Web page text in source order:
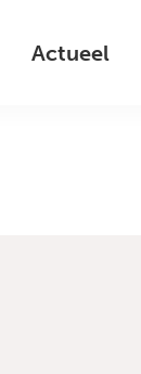
Actueel